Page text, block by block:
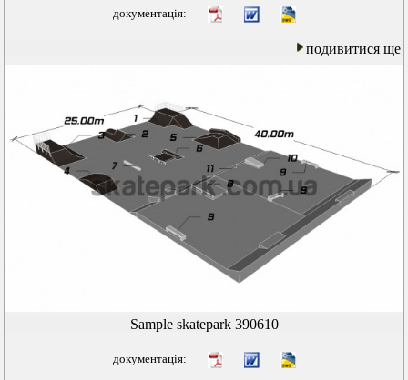
документація:
подивитися ще
Sample skatepark 390610
документація: